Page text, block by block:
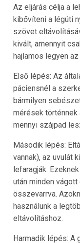
Az eljárás célja a
kibővíteni a légúti
szövet
kivált, amennyit
hajlamos legyen
Első lépés: Az
páciensnél a
bármilyen
mérések történnek
mennyi szájpad
Második lépés:
vannak), az uvulát
lefaragják.
után minden
összevarrva.
használunk a
eltávolításhoz.
Harmadik lépés: A